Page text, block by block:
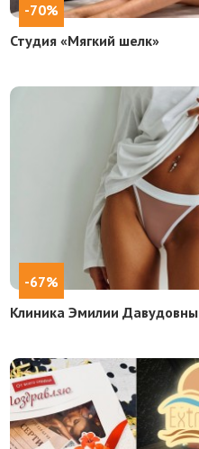
-70%
Студия «Мягкий шелк»
-67%
Клиника Эмилии Давудовны